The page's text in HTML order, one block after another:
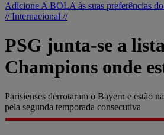
Adicione A BOLA às suas preferências
// Internacional //
PSG junta-se a
Champions onde
Parisienses derrotaram o Bayern e estão
pela segunda temporada consecutiva